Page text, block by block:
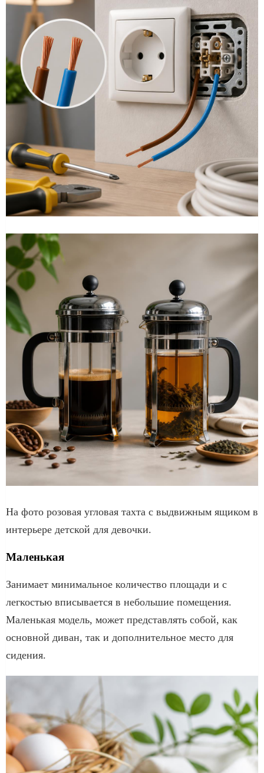
На фото розовая угловая тахта с выдвижным ящиком в
интерьере детской для девочки.
Маленькая
Занимает минимальное количество площади и с
легкостью вписывается в небольшие помещения.
Маленькая модель, может представлять собой, как
основной диван, так и дополнительное место для
сидения.